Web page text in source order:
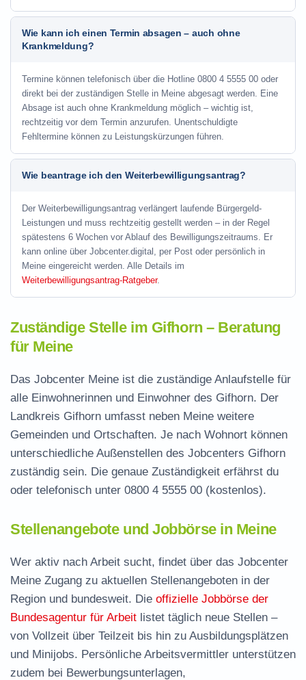
Wie kann ich einen Termin absagen – auch ohne
Krankmeldung?
Termine können telefonisch über die Hotline 0800 4 5555 00 oder
direkt bei der zuständigen Stelle in Meine abgesagt werden. Eine
Absage ist auch ohne Krankmeldung möglich – wichtig ist,
rechtzeitig vor dem Termin anzurufen. Unentschuldigte
Fehltermine können zu Leistungskürzungen führen.
Wie beantrage ich den Weiterbewilligungsantrag?
Der Weiterbewilligungsantrag verlängert laufende Bürgergeld-
Leistungen und muss rechtzeitig gestellt werden – in der Regel
spätestens 6 Wochen vor Ablauf des Bewilligungszeitraums. Er
kann online über Jobcenter.digital, per Post oder persönlich in
Meine eingereicht werden. Alle Details im
Weiterbewilligungsantrag-Ratgeber.
Zuständige Stelle im Gifhorn – Beratung
für Meine
Das Jobcenter Meine ist die zuständige Anlaufstelle für
alle Einwohnerinnen und Einwohner des Gifhorn. Der
Landkreis Gifhorn umfasst neben Meine weitere
Gemeinden und Ortschaften. Je nach Wohnort können
unterschiedliche Außenstellen des Jobcenters Gifhorn
zuständig sein. Die genaue Zuständigkeit erfährst du
oder telefonisch unter 0800 4 5555 00 (kostenlos).
Stellenangebote und Jobbörse in Meine
Wer aktiv nach Arbeit sucht, findet über das Jobcenter
Meine Zugang zu aktuellen Stellenangeboten in der
Region und bundesweit. Die offizielle Jobbörse der
Bundesagentur für Arbeit listet täglich neue Stellen –
von Vollzeit über Teilzeit bis hin zu Ausbildungsplätzen
und Minijobs. Persönliche Arbeitsvermittler unterstützen
zudem bei Bewerbungsunterlagen,